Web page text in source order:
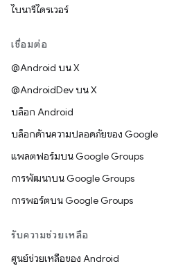
ไบนารีไดรเวอร์
เชื่อมต่อ
@Android บน X
@AndroidDev บน X
บล็อก Android
บล็อกด้านความปลอดภัยของ Google
แพลตฟอร์มบน Google Groups
การพัฒนาบน Google Groups
การพอร์ตบน Google Groups
รับความช่วยเหลือ
ศูนย์ช่วยเหลือของ Android